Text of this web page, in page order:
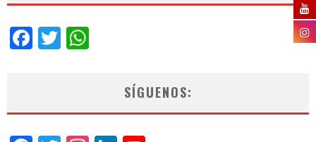
Facebook
Twitter
SÍGUENOS: